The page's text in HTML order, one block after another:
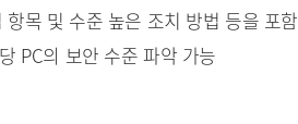
항목 및 수준 높은 조치 방법 등을 포
PC의 보안 수준 파악 가능